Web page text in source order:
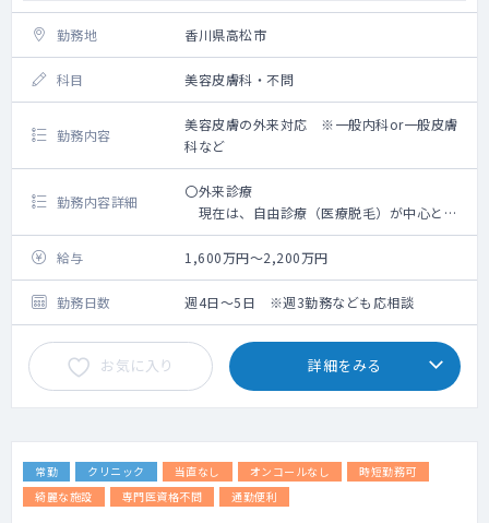
勤務地 香川県高松市
科目 美容皮膚科・不問
勤務内容
美容皮膚の外来対応 ※一般内科or一般皮膚
科など
勤務内容詳細
〇外来診療
現在は、自由診療（医療脱毛）が中心とな
っておりますが、
今後は自由診療に加えて、保険診療も実施
したいといった構想もございます。
（一般内科外来・皮膚科外来など）
具体的な勤務内容は、先生のご希望やご経
験などをもとに、相談のうえで決定となりま
す。
ご要望など、お気軽にお申し付けください
ませ。
給与 1,600万円～2,200万円
勤務日数 週4日～5日 ※週3勤務なども応相談
お気に入り 詳細をみる
常勤 クリニック 当直なし オンコールなし
時短勤務可
綺麗な施設
専門医資格不問 通勤便利